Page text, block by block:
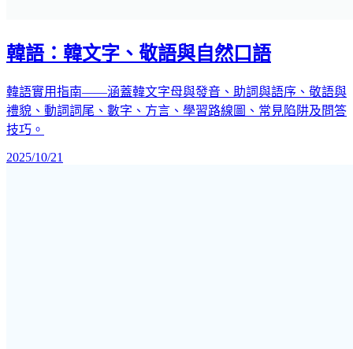
韓語：韓文字、敬語與自然口語
韓語實用指南——涵蓋韓文字母與發音、助詞與語序、敬語與
禮貌、動詞詞尾、數字、方言、學習路線圖、常見陷阱及問答
技巧。
2025/10/21